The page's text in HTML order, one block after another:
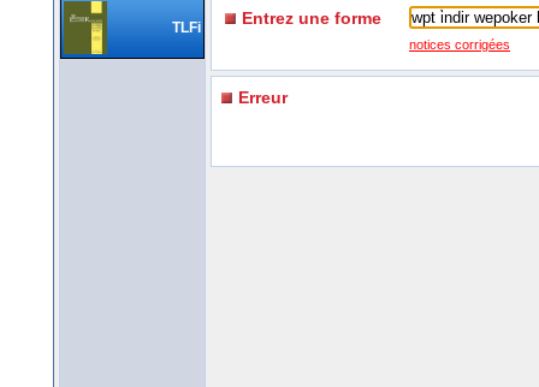
TLFi Entrez une forme
notices corrigées
Erreur